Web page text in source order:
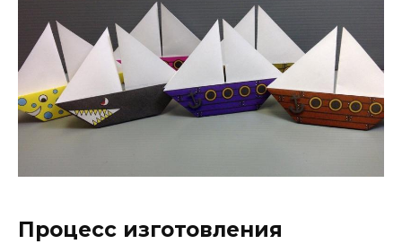
Процесс изготовления